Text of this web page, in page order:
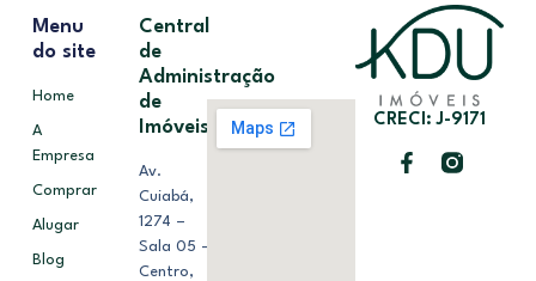
CRECI: J-9171
Menu
do site
Home
A
Empresa
Comprar
Alugar
Blog
Central
de
Administração
de
Imóveis
Av.
Cuiabá,
1274 –
Sala 05 –
Centro,